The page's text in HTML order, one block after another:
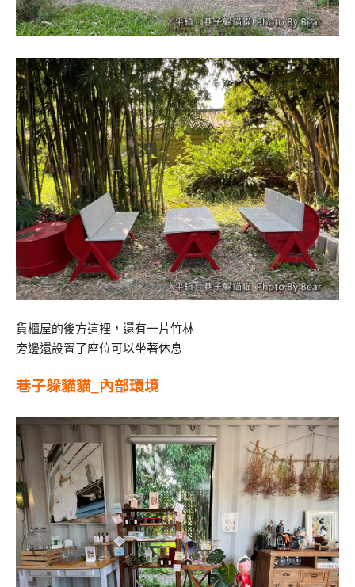
貨櫃屋的後方這裡，還有一片竹林
旁邊還設置了座位可以坐著休息
巷子躲貓貓_內部環境